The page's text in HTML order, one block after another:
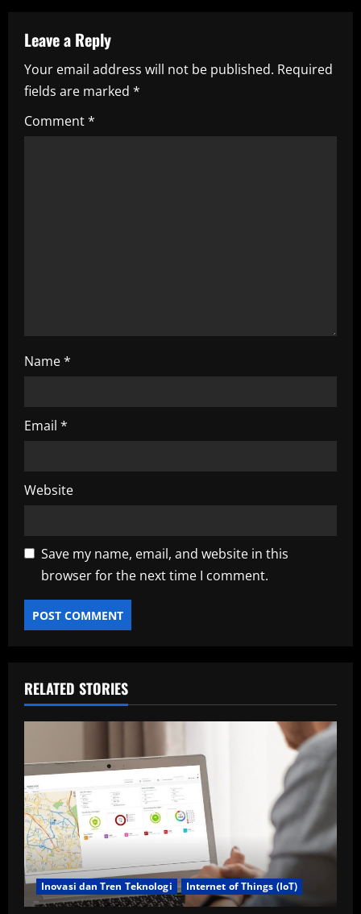
a
v
i
g
Leave a Reply
Your email address will not be published. Required
fields are marked *
Comment*
Name*
Email *
Website
Save my name, email, and website in this
browser for the next time I comment.
RELATED STORIES
Inovasi dan Tren Teknologi Internet of Things (IoT)